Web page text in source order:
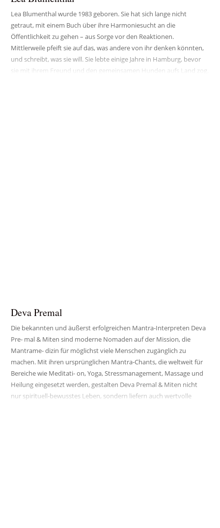
Lea Blumenthal wurde 1983 geboren. Sie hat sich lange nicht
getraut, mit einem Buch über ihre Harmoniesucht an die
Öffentlichkeit zu gehen – aus Sorge vor den Reaktionen.
Mittlerweile pfeift sie auf das, was andere von ihr denken könnten,
und schreibt, was sie will. Sie lebte einige Jahre in Hamburg, bevor
sie mit ihrem Freund und den gemeinsamen Hunden aufs Land zog.
Deva Premal
Die bekannten und äußerst erfolgreichen Mantra-Interpreten Deva
Pre- mal & Miten sind moderne Nomaden auf der Mission, die
Mantrame- dizin für möglichst viele Menschen zugänglich zu
machen. Mit ihren ursprünglichen Mantra-Chants, die weltweit für
Bereiche wie Meditati- on, Yoga, Stressmanagement, Massage und
Heilung eingesetzt werden, gestalten Deva Premal & Miten nicht
nur spirituell-bewusstes Leben, sondern liefern auch wertvolle